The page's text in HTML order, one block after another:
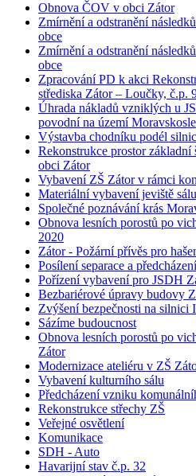
Obnova ČOV v obci Zátor
Zmírnění a odstranění
obce
Zmírnění a odstranění
obce
Zpracování PD k akci
střediska Zátor – Loučky, č.p.
Úhrada nákladů vzniklých u
povodní na území
Výstavba chodníku podél
Rekonstrukce prostor
obci Zátor
Vybavení ZŠ Zátor v rámci
Materiální vybavení jeviště
Společné poznávání krás
Obnova lesních porostů po
2020
Zátor - Požární přívěs pro
Posílení separace a
Pořízení vybavení pro JSDH
Bezbariérové úpravy budovy
Zvýšení bezpečnosti na silnici
Sázíme budoucnost
Obnova lesních porostů po
Zátor
Modernizace ateliéru v ZŠ
Vybavení kulturního sálu
Předcházení vzniku
Rekonstrukce střechy ZŠ
Veřejné osvětlení
Komunikace
SDH - Auto
Havarijní stav č.p. 32